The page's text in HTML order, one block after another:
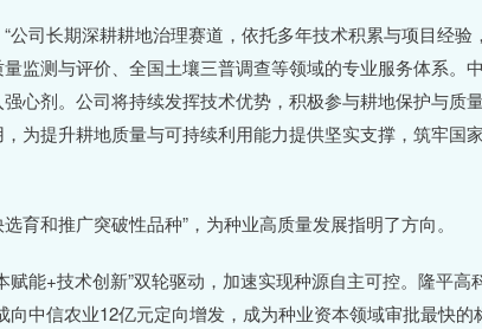
司长期深耕耕地治理赛道，依托多年技术积累与项目经验，
监测与评价、全国土壤三普调查等领域的专业服务体系。
心剂。公司将持续发挥技术优势，积极参与耕地保护与质
为提升耕地质量与可持续利用能力提供坚实支撑，筑牢国
和推广突破性品种”，为种业高质量发展指明了方向。
能+技术创新”双轮驱动，加速实现种源自主可控。隆平高
中信农业12亿元定向增发，成为种业资本领域审批最快的